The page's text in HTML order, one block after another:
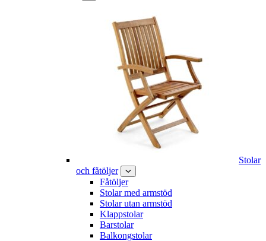
Stolar
och fåtöljer
Fåtöljer
Stolar med armstöd
Stolar utan armstöd
Klappstolar
Barstolar
Balkongstolar